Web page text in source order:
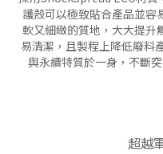
護殼可以極致貼合產品並容
軟又細緻的質地，大大提升
易清潔，且製程上降低廢料
與永續特質於一身，不斷
超越